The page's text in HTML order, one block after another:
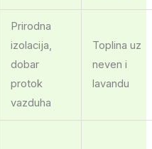
Prirodna
izolacija,
dobar
protok
vazduha
Toplina uz
neven i
lavandu